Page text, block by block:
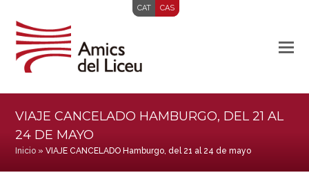
CAT CAS
VIAJE CANCELADO HAMBURGO, DEL 21 AL
24 DE MAYO
Inicio »VIAJE CANCELADO Hamburgo, del 21 al 24 de mayo